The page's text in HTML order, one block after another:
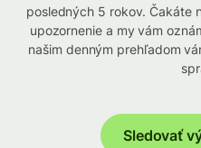
posledných 5 rokov. Čakáte
upozornenie a my vám
našim denným prehľadom
Sledovať